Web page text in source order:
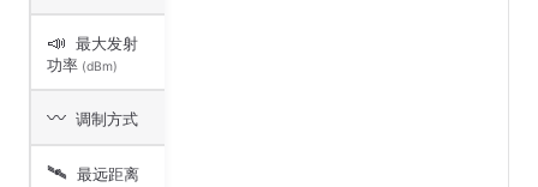
📣 最大发射
功率 (dBm)
〰️ 调制方式
🛰️ 最远距离